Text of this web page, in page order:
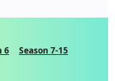
6
Season 7-15